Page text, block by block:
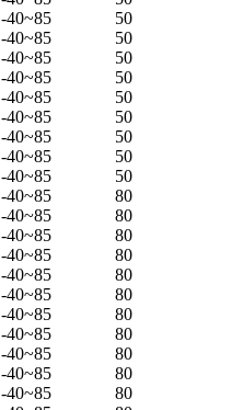
-40~85
50
-40~85
50
-40~85
50
-40~85
50
-40~85
50
-40~85
50
-40~85
50
-40~85
50
-40~85
50
-40~85
80
-40~85
80
-40~85
80
-40~85
80
-40~85
80
-40~85
80
-40~85
80
-40~85
80
-40~85
80
-40~85
80
-40~85
80